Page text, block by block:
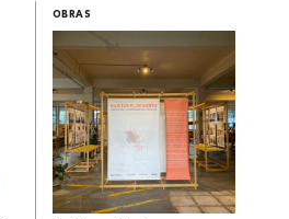
OBRAS